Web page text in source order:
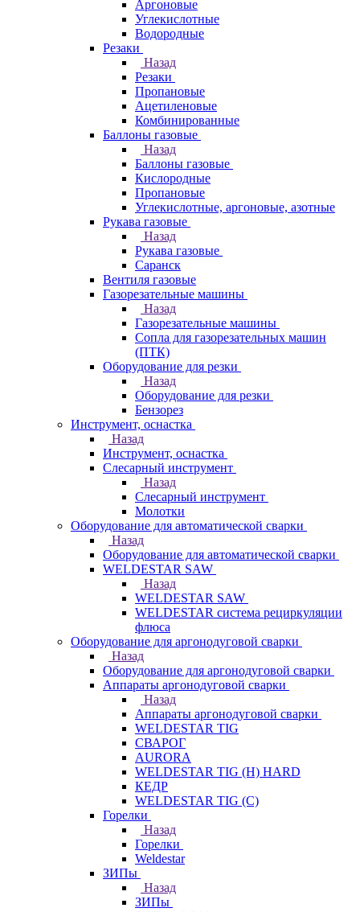
Аргоновые
Углекислотные
Водородные
Резаки
Назад
Резаки
Пропановые
Ацетиленовые
Комбинированные
Баллоны газовые
Назад
Баллоны газовые
Кислородные
Пропановые
Углекислотные, аргоновые, азотные
Рукава газовые
Назад
Рукава газовые
Саранск
Вентиля газовые
Газорезательные машины
Назад
Газорезательные машины
Сопла для газорезательных машин
(ПТК)
Оборудование для резки
Назад
Оборудование для резки
Бензорез
Инструмент, оснастка
Назад
Инструмент, оснастка
Слесарный инструмент
Назад
Слесарный инструмент
Молотки
Оборудование для автоматической сварки
Назад
Оборудование для автоматической сварки
WELDESTAR SAW
Назад
WELDESTAR SAW
WELDESTAR система рециркуляции
флюса
Оборудование для аргонодуговой сварки
Назад
Оборудование для аргонодуговой сварки
Аппараты аргонодуговой сварки
Назад
Аппараты аргонодуговой сварки
WELDESTAR TIG
СВАРОГ
AURORA
WELDESTAR TIG (H) HARD
КЕДР
WELDESTAR TIG (С)
Горелки
Назад
Горелки
Weldestar
ЗИПы
Назад
ЗИПы